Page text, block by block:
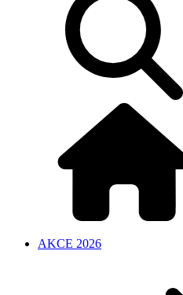
AKCE 2026